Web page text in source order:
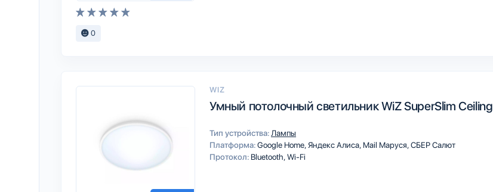
0
WIZ
Умный потолочный светильник WiZ SuperSlim Ceiling
Тип устройства: Лампы
Платформа:Google HomeЯндекс Алиса Mail МарусяСБЕР Салют
Протокол: BluetoothWi-Fi